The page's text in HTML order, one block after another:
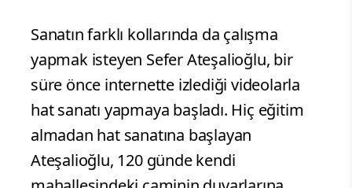
Sanatın farklı kollarında da çalışma
yapmak isteyen Sefer Ateşalioğlu, bir
süre önce internette izlediği videolarla
hat sanatı yapmaya başladı. Hiç eğitim
almadan hat sanatına başlayan
Ateşalioğlu, 120 günde kendi